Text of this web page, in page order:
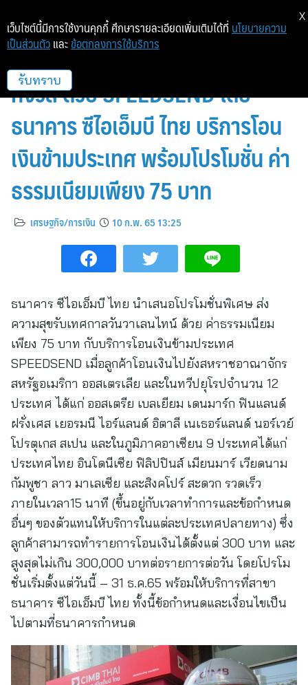
ถึงตัวอยู่ไกล…ก็โอนเงินได้อย่างไร้
กังวล ด้วย SPEEDSEND โดย
ธนาคาร ซีไอเอ็มบี ไทย บริการโอน
เงินข้ามประเทศ พร้อมโปรโมชั่น ค่า
ธรรมเนียมเพียง 75 บาท
เศรษฐกิจ/การเงิน 10 ก.พ. 65 13:25
ธนาคาร ซีไอเอ็มบี ไทย นำเสนอโปรโมชั่นพิเศษ ส่ง
ความสุขรับเทศกาลวันวาเลนไทน์ ด้วย ค่าธรรมเนียม
เพียง 75 บาท กับบริการโอนเงินข้ามประเทศ
SPEEDSEND เมื่อลูกค้าโอนเงินไปยังสหราชอาณาจักร
สหรัฐอเมริกา ออสเตรเลีย และในทวีปยุโรปจำนวน 12
ประเทศ ได้แก่ ออสเตรีย เบลเยียม เดนมาร์ก ฟินแลนด์
ฝรั่งเศส เยอรมนี ไอร์แลนด์ อิตาลี เนเธอร์แลนด์ นอร์เวย์
โปรตุเกส สเปน และในภูมิภาคอาเซียน 9 ประเทศได้แก่
ประเทศไทย อินโดนีเซีย ฟิลิปปินส์ เมียนมาร์ เวียดนาม
กัมพูชา ลาว มาเลเซีย และสิงคโปร์ สะดวก รวดเร็ว
ภายในเวลา15 นาที (ขึ้นอยู่กับเวลาทำการและข้อกำหนด
อื่นๆ ของตัวแทนให้บริการในแต่ละประเทศปลายทาง) ซึ่ง
ลูกค้าสามารถทำรายการโอนเงินได้ตั้งแต่ 300 บาท และ
สูงสุดไม่เกิน 300,000 บาทต่อรายการต่อวัน โดยโปรโม
ชั่นเริ่มตั้งแต่วันนี้ – 31 ธ.ค.65 พร้อมให้บริการที่สาขา
ธนาคาร ซีไอเอ็มบี ไทย ทั้งนี้ข้อกำหนดและเงื่อนไขเป็น
ไปตามที่ธนาคารกำหนด
เว็บไซต์นี้มีการใช้งานคุกกี้ ศึกษารายละเอียดเพิ่มเติมได้ที่ นโยบายความ
เป็นส่วนตัว และ ข้อตกลงการใช้บริการ
รับทราบ
X